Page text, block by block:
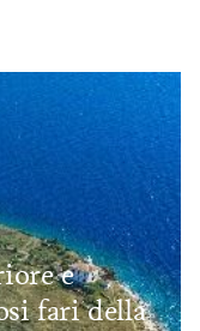
e
fari della